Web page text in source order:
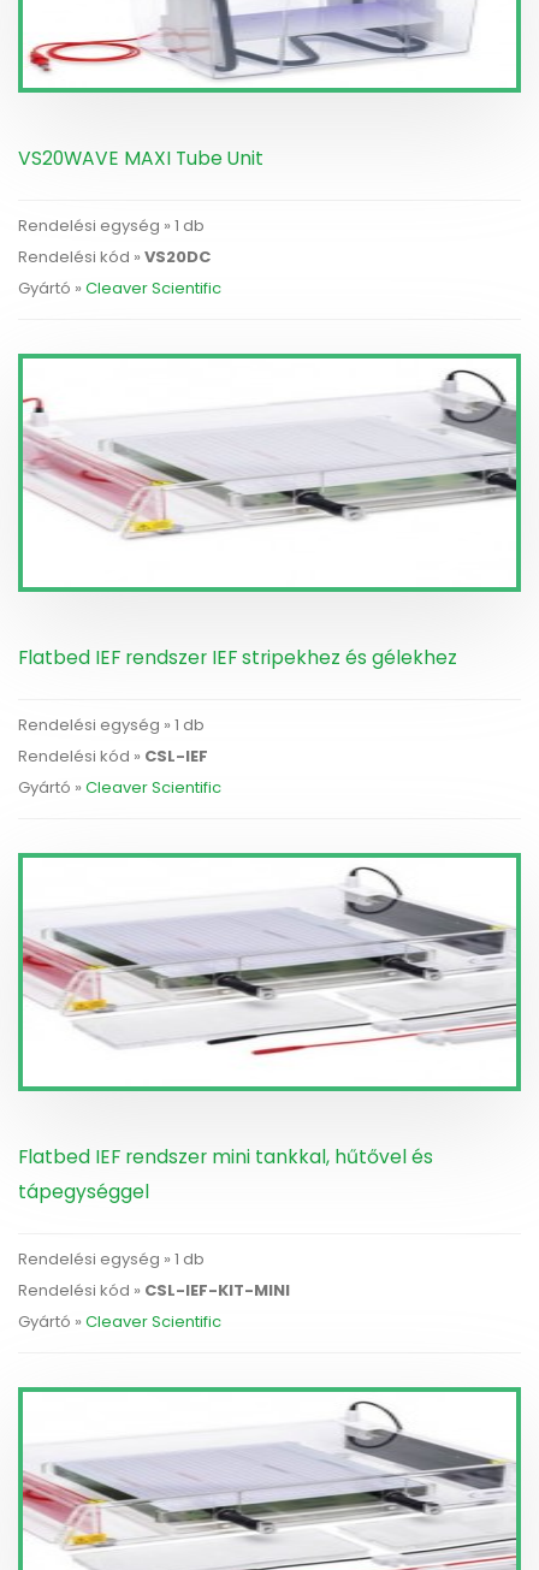
VS20WAVE MAXI Tube Unit
Rendelési egység » 1 db
Rendelési kód » VS20DC
Gyártó » Cleaver Scientific
Flatbed IEF rendszer IEF stripekhez és gélekhez
Rendelési egység » 1 db
Rendelési kód » CSL-IEF
Gyártó » Cleaver Scientific
Flatbed IEF rendszer mini tankkal, hűtővel és
tápegységgel
Rendelési egység » 1 db
Rendelési kód » CSL-IEF-KIT-MINI
Gyártó » Cleaver Scientific